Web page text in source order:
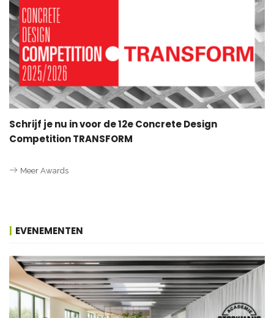
Schrijf je nu in voor de 12e Concrete Design
Competition TRANSFORM
Meer Awards
EVENEMENTEN